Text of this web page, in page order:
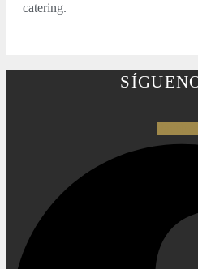
catering.